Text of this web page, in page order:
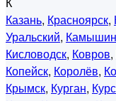
Казань, Красноярск,
Уральский, Камышин
Кисловодск, Ковров,
Копейск, Королёв,
Крымск, Курган,